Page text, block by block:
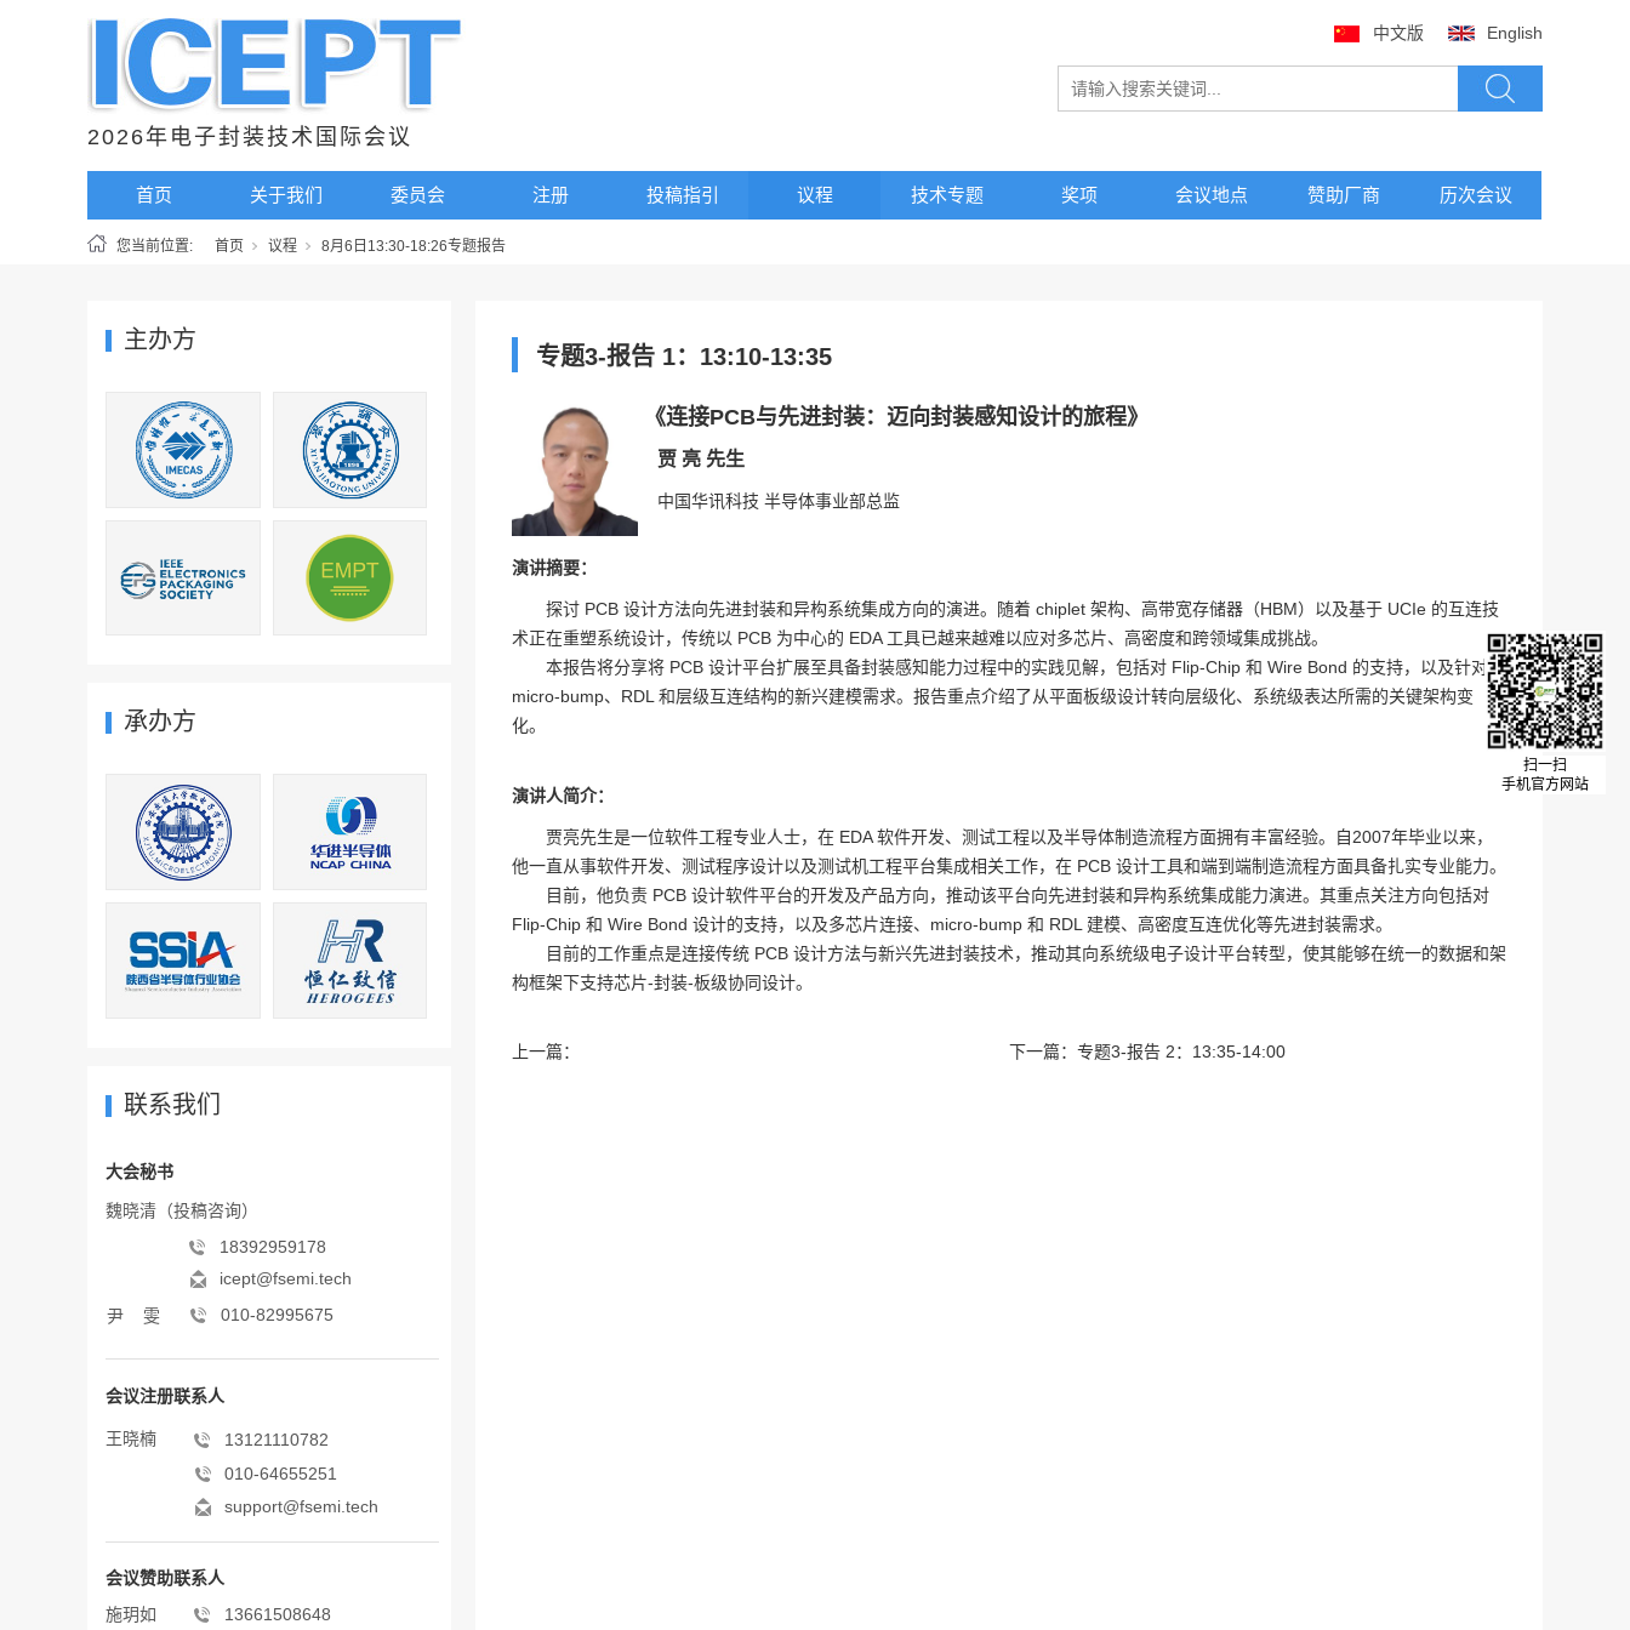
2026年电子封装技术国际会议
English
中文版
首页 关于我们 委员会 注册 投稿指引 议程 技术专题 奖项 会议地点 赞助厂商 历次会议
您当前位置: 首页 议程 8月6日13:30-18:26专题报告
主办方
承办方
联系我们
大会秘书
魏晓清（投稿咨询）
18392959178
icept@fsemi.tech
尹 雯
010-82995675
会议注册联系人
010-64655251
support@fsemi.tech
王晓楠 13121110782
会议赞助联系人
施玥如
13661508648
专题3-报告 1：13:10-13:35
《连接PCB与先进封装：迈向封装感知设计的旅程》
贾 亮 先生
中国华讯科技 半导体事业部总监
演讲摘要：
探讨 PCB 设计方法向先进封装和异构系统集成方向的演进。随着 chiplet 架构、高带宽存储器（HBM）以及基于 UCIe 的互连技
术正在重塑系统设计，传统以 PCB 为中心的 EDA 工具已越来越难以应对多芯片、高密度和跨领域集成挑战。
本报告将分享将 PCB 设计平台扩展至具备封装感知能力过程中的实践见解，包括对 Flip-Chip 和 Wire Bond 的支持，以及针对
micro-bump、RDL 和层级互连结构的新兴建模需求。报告重点介绍了从平面板级设计转向层级化、系统级表达所需的关键架构变
化。
演讲人简介：
贾亮先生是一位软件工程专业人士，在 EDA 软件开发、测试工程以及半导体制造流程方面拥有丰富经验。自2007年毕业以来，
他一直从事软件开发、测试程序设计以及测试机工程平台集成相关工作，在 PCB 设计工具和端到端制造流程方面具备扎实专业能力。
目前，他负责 PCB 设计软件平台的开发及产品方向，推动该平台向先进封装和异构系统集成能力演进。其重点关注方向包括对
Flip-Chip 和 Wire Bond 设计的支持，以及多芯片连接、micro-bump 和 RDL 建模、高密度互连优化等先进封装需求。
目前的工作重点是连接传统 PCB 设计方法与新兴先进封装技术，推动其向系统级电子设计平台转型，使其能够在统一的数据和架
构框架下支持芯片-封装-板级协同设计。
上一篇： 下一篇： 专题3-报告 2：13:35-14:00
扫一扫
手机官方网站